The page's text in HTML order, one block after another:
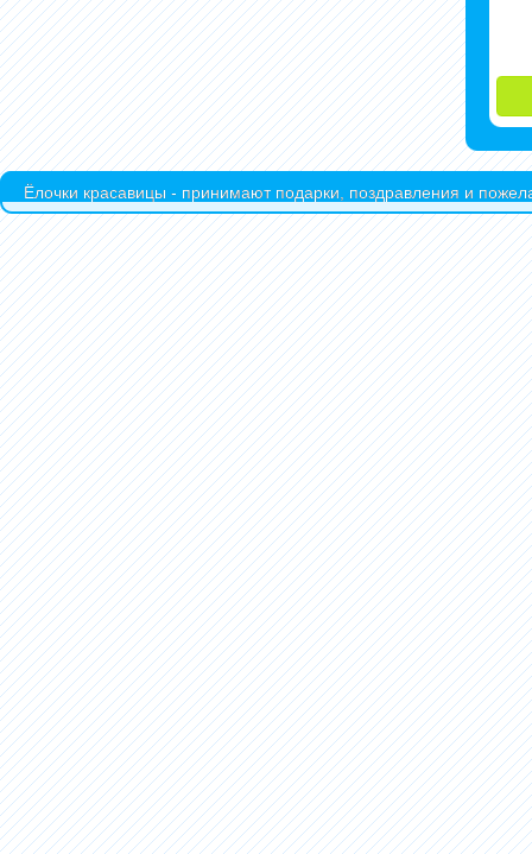
Ёлочки красавицы - принимают подарки, поздравления и